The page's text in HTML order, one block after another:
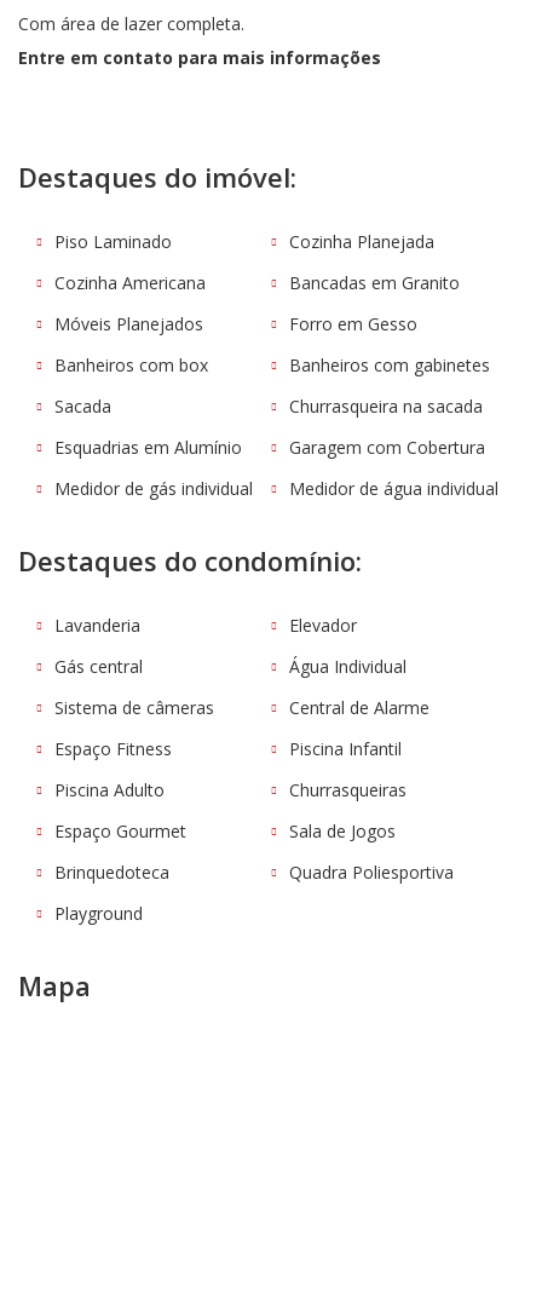
Com área de lazer completa.
Entre em contato para mais informações
Destaques do imóvel:
Piso Laminado
Cozinha Planejada
Cozinha Americana
Bancadas em Granito
Móveis Planejados
Forro em Gesso
Banheiros com box
Banheiros com gabinetes
Sacada
Churrasqueira na sacada
Esquadrias em Alumínio
Garagem com Cobertura
Medidor de gás individual
Medidor de água individual
Destaques do condomínio:
Lavanderia
Elevador
Gás central
Água Individual
Sistema de câmeras
Central de Alarme
Espaço Fitness
Piscina Infantil
Piscina Adulto
Churrasqueiras
Espaço Gourmet
Sala de Jogos
Brinquedoteca
Quadra Poliesportiva
Playground
Mapa